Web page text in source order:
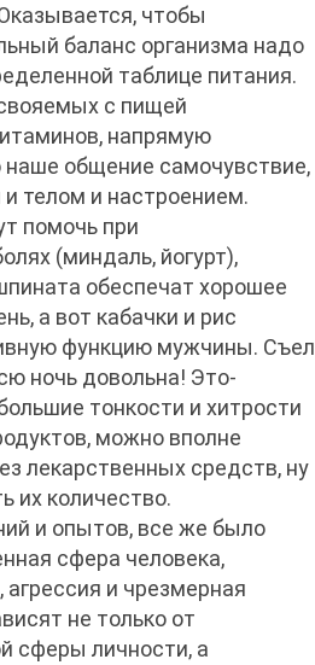
чтобы
баланс организма надо
таблице питания.
с пищей
напрямую
наше общение самочувствие,
телом и настроением.
помочь при
(миндаль, йогурт),
обеспечат хорошее
а вот кабачки и рис
функцию мужчины. Съел
ночь довольна! Это-
тонкости и хитрости
можно вполне
лекарственных средств, ну
их количество.
и опытов, все же было
сфера человека,
и чрезмерная
не только от
сферы личности, а